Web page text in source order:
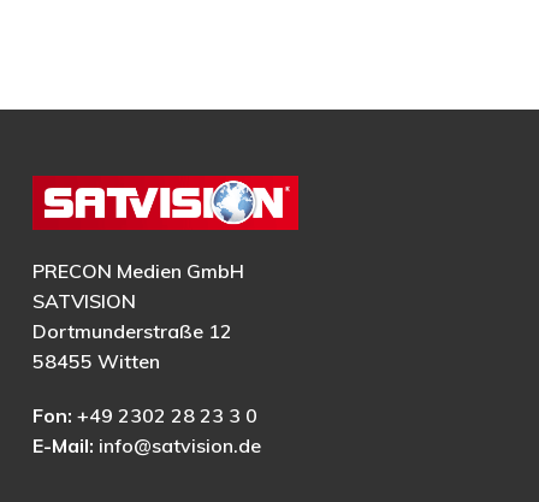
PRECON Medien GmbH
SATVISION
Dortmunderstraße 12
58455 Witten
Fon: +49 2302 28 23 3 0
E-Mail: info@satvision.de